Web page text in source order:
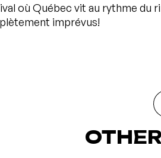
où Québec vit au rythme du
imprévus!